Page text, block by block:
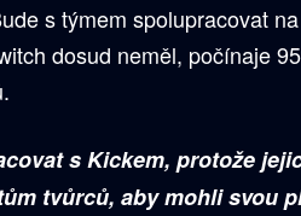
s týmem spolupracovat
dosud neměl, počínaje
s Kickem, protože
tvůrců, aby mohli svou